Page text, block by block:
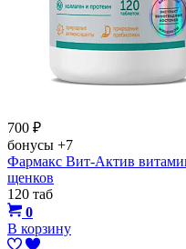
700 ₽
бонусы +7
Фармакс Вит-Актив
щенков
120 таб
0
В корзину